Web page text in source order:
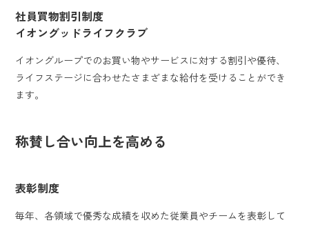
社員買物割引制度
イオングッドライフクラブ
イオングループでのお買い物やサービスに対する割引や優待、
ライフステージに合わせたさまざまな給付を受けることができ
ます。
称賛し合い向上を高める
表彰制度
毎年、各領域で優秀な成績を収めた従業員やチームを表彰して